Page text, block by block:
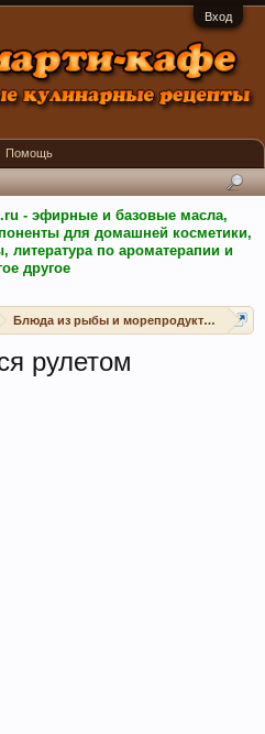
Вход
- эфирные и базовые масла,
для домашней косметики,
по ароматерапии и
другое
Блюда из рыбы и морепродуктов
рулетом
Помощь